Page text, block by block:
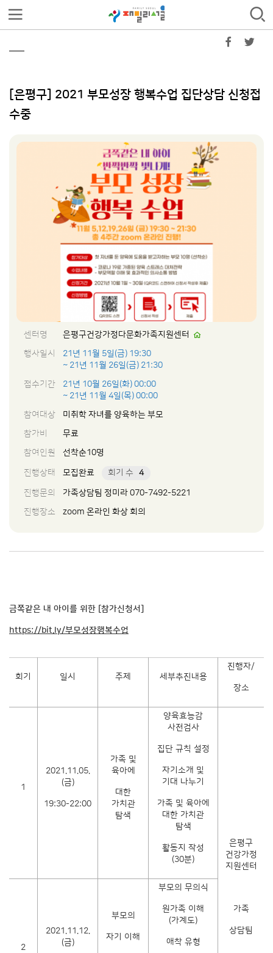
[은평구] 2021 부모성장 행복수업 집단상담 신청접
수중
센터명
은평구건강가정다문화가족지원센터
행사일시
21년 11월 5일(금) 19:30
~ 21년 11월 26일(금) 21:30
접수기간
21년 10월 26일(화) 00:00
~ 21년 11월 4일(목) 00:00
참여대상
미취학 자녀를 양육하는 부모
참가비
무료
참여인원
선착순10명
진행상태 모집완료 회기 수 4
진행문의
가족상담팀 정미라 070-7492-5221
진행장소
zoom 온라인 화상 회의
금쪽같은 내 아이를 위한 [참가신청서]
https://bit.ly/부모성장행복수업
회기 일시 주제 세부추진내용
진행자/
장소
1
2021.11.05.
(금)
19:30-22:00
가족 및
육아에
대한
가치관
탐색
양육효능감
사전검사
집단 규칙 설정
자기소개 및
기대 나누기
가족 및 육아에
대한 가치관
탐색
활동지 작성
(30분)
은평구
건강가정
지원센터
가족
상담팀
2
2021.11.12.
(금)
부모의
자기 이해
부모의 무의식
원가족 이해
(가계도)
애착 유형